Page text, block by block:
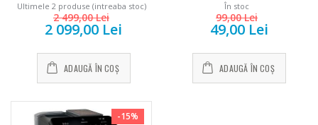
bauturi, 15 bari, Carafa pentru
lapte, Sistem LatteCrema,
Rasnita cu 13 setari,
Ultimele 2 produse (intreaba stoc)
2 499,00 Lei
2 099,00 Lei
ADAUGĂ ÎN COȘ
În stoc
99,00 Lei
49,00 Lei
ADAUGĂ ÎN COȘ
-15%